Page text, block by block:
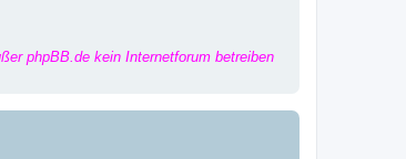
phpBB.de kein Internetforum betreiben